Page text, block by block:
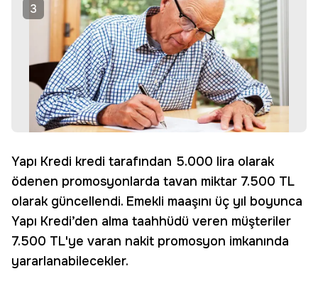
3
Yapı Kredi kredi tarafından 5.000 lira olarak
ödenen promosyonlarda tavan miktar 7.500 TL
olarak güncellendi. Emekli maaşını üç yıl boyunca
Yapı Kredi’den alma taahhüdü veren müşteriler
7.500 TL'ye varan nakit promosyon imkanında
yararlanabilecekler.